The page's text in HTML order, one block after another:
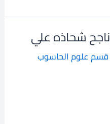
قسم علوم الحاسوب